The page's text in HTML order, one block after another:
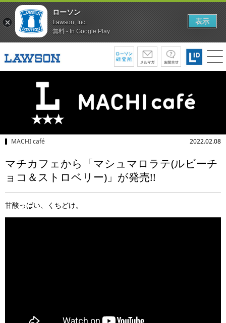
MACHI café 2022.02.08
マチカフェから「マシュマロラテ(ルビーチ
ョコ＆ストロベリー)」が発売!!
甘酸っぱい、くちどけ。
ローソン
Lawson, Inc.
無料 - In Google Play
表示